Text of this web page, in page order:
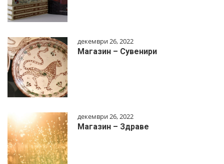
декември 26, 2022
Магазин – Сувенири
декември 26, 2022
Магазин – Здраве